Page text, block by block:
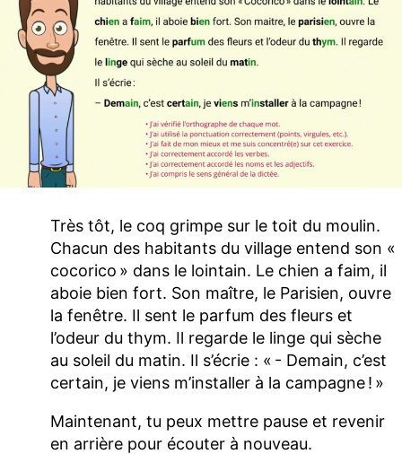
Très tôt, le coq grimpe sur le toit du moulin.
Chacun des habitants du village entend son «
cocorico » dans le lointain. Le chien a faim, il
aboie bien fort. Son maître, le Parisien, ouvre
la fenêtre. Il sent le parfum des fleurs et
l’odeur du thym. Il regarde le linge qui sèche
au soleil du matin. Il s’écrie : « - Demain, c’est
certain, je viens m’installer à la campagne ! »
Maintenant, tu peux mettre pause et revenir
en arrière pour écouter à nouveau.